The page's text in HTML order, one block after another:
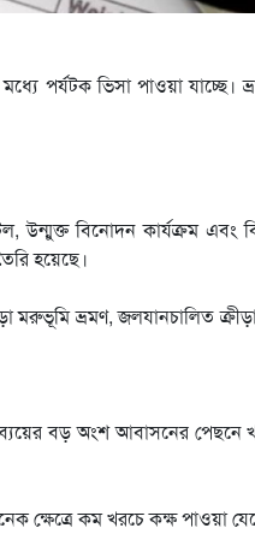
পর্যটক ভিসা পাওয়া যাচ্ছে।
উন্মুক্ত বিনোদন কার্যক্রম এবং
হয়েছে।
মরুভূমি ভ্রমণ, জলযানচালিত
বড় অংশ আবাসনের পেছনে
ক্ষেত্রে কম খরচে কক্ষ পাওয়া